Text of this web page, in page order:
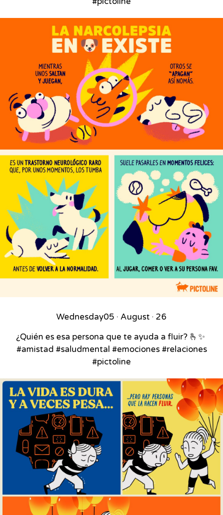
Wednesday05 · August · 26
¿Quién es esa persona que te ayuda a fluir? 🫰✨⁣ ⁣
#amistad #saludmental #emociones #relaciones
#pictoline